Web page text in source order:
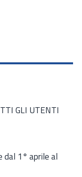
GLI UTENTI
dal 1° aprile al